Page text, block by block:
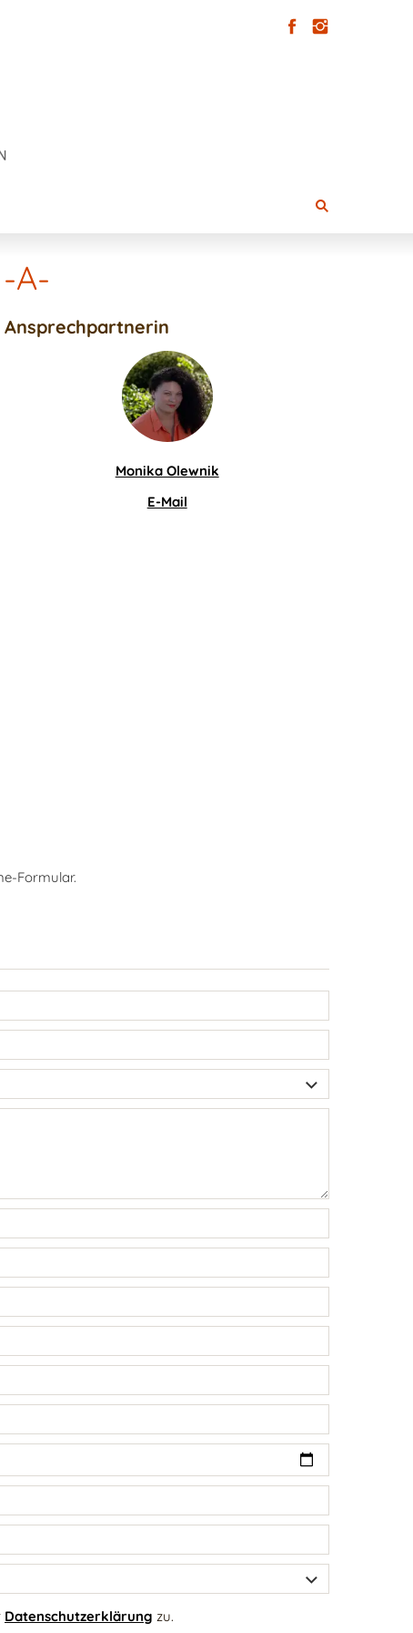
A-
Ansprechpartnerin
Monika Olewnik
E-Mail
Formular.
Datenschutzerklärung zu.